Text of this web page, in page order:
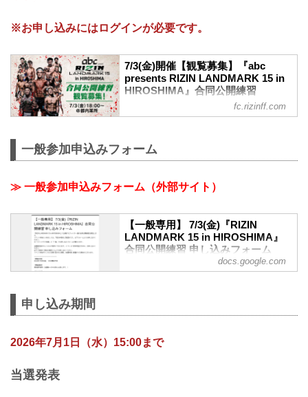
※お申し込みにはログインが必要です。
7/3(金)開催【観覧募集】『abc
presents RIZIN LANDMARK 15 in
HIROSHIMA』合同公開練習
7月3日(金)東京都内某所にて『abc
いたしました！ ファンクラブ会員様の中
から抽選で本イベントにご招待！合同公
LANDMARK 15 in HIROSHIMA」に出場
覧いただけます！たくさんのご応募お待
ちしてます！ 『abc presents RIZIN
LANDMARK 15 in HIROSHIM...
fc.rizinff.com
一般参加申込みフォーム
≫ 一般参加申込みフォーム（外部サイト）
【一般専用】 7/3(金)『RIZIN
LANDMARK 15 in HIROSHIMA』
合同公開練習 申し込みフォーム
『RIZIN LANDMARK 15 in HIROSHIMA
※「ファンクラブ会員」と「一般」でお
docs.google.com
申し込み期間
2026年7月1日（水）15:00まで
当選発表